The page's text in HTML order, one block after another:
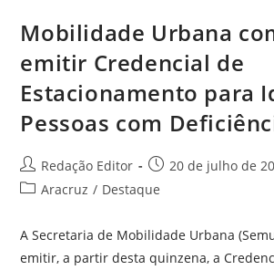
Mobilidade Urbana
emitir Credencial de
Estacionamento para
Pessoas com
Redação Editor
20 de julho de
Aracruz / Destaque
A Secretaria de Mobilidade Urbana
emitir, a partir desta quinzena, a